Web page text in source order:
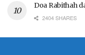
Doa Rabithah
2404 SHARES